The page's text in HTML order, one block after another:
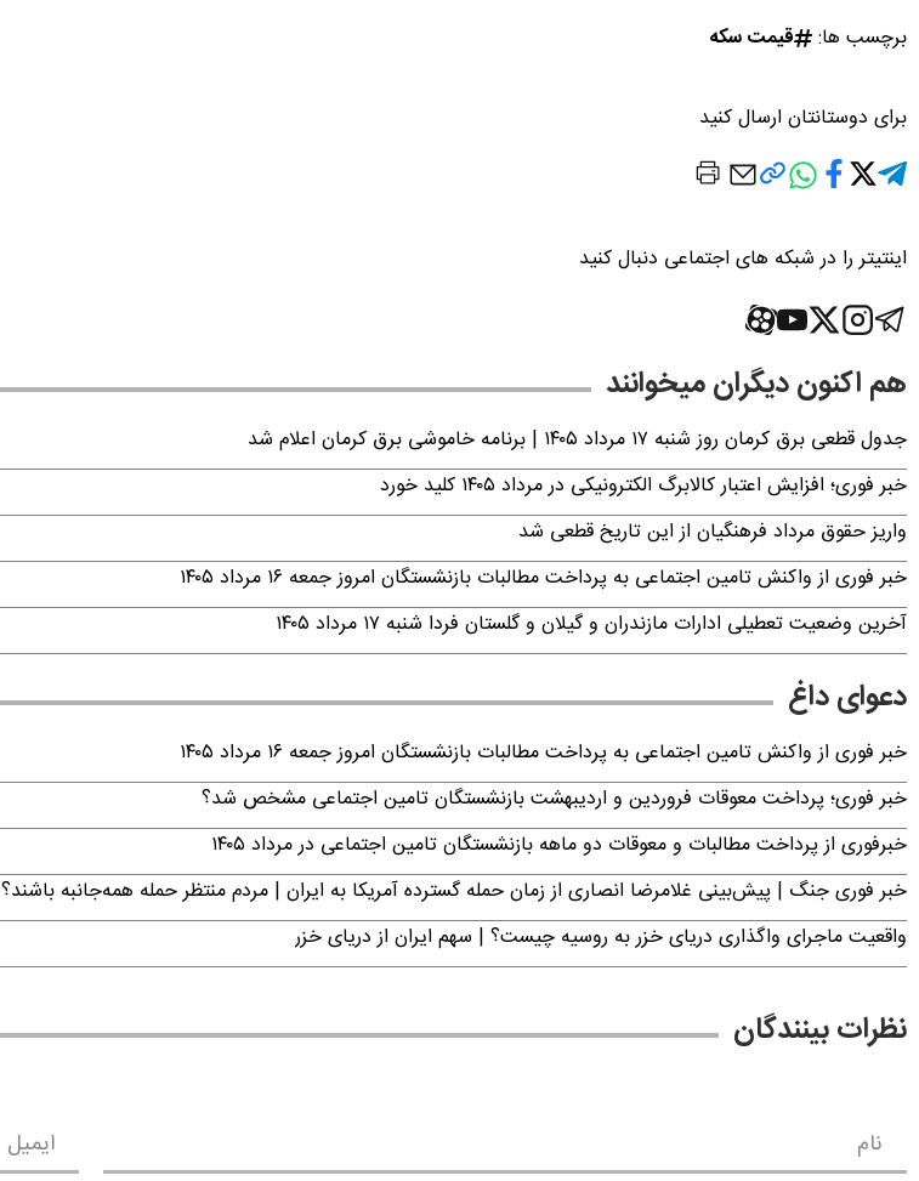
برچسب ها: قیمت سکه
برای دوستانتان ارسال کنید
اینتیتر را در شبکه های اجتماعی دنبال کنید
هم اکنون دیگران میخوانند
جدول قطعی برق کرمان روز شنبه ۱۷ مرداد ۱۴۰۵ | برنامه خاموشی برق کرمان اعلام شد
خبر فوری؛ افزایش اعتبار کالابرگ الکترونیکی در مرداد ۱۴۰۵ کلید خورد
واریز حقوق مرداد فرهنگیان از این تاریخ قطعی شد
خبر فوری از واکنش تامین اجتماعی به پرداخت مطالبات بازنشستگان امروز جمعه ۱۶ مرداد ۱۴۰۵
آخرین وضعیت تعطیلی ادارات مازندران و گیلان و گلستان فردا شنبه ۱۷ مرداد ۱۴۰۵
دعوای داغ
خبر فوری از واکنش تامین اجتماعی به پرداخت مطالبات بازنشستگان امروز جمعه ۱۶ مرداد ۱۴۰۵
خبر فوری؛ پرداخت معوقات فروردین و اردیبهشت بازنشستگان تامین اجتماعی مشخص شد؟
خبرفوری از پرداخت مطالبات و معوقات دو ماهه بازنشستگان تامین اجتماعی در مرداد ۱۴۰۵
خبر فوری جنگ | پیش‌بینی غلامرضا انصاری از زمان حمله گسترده آمریکا به ایران | مردم منتظر حمله همه‌جانبه باشند؟
واقعیت ماجرای واگذاری دریای خزر به روسیه چیست؟ | سهم ایران از دریای خزر
نظرات بینندگان
نام ایمیل